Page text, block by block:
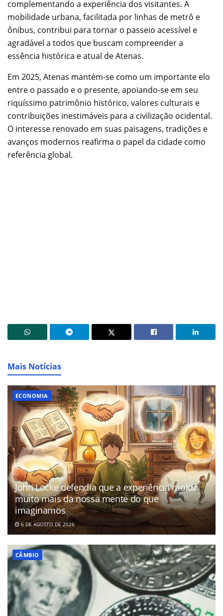
complementando a experiência dos visitantes. A
mobilidade urbana, facilitada por linhas de metrô e
ônibus, contribui para tornar o passeio acessível e
agradável a todos que buscam compreender a
essência histórica e atual de Atenas.
Em 2025, Atenas mantém-se como um importante elo
entre o passado e o presente, apoiando-se em seu
riquíssimo patrimônio histórico, valores culturais e
contribuições inestimáveis para a civilização ocidental.
O interesse renovado em suas paisagens, tradições e
avanços modernos reafirma o papel da cidade como
referência global.
Mais Notícias
ECONOMIA
John Locke defendia que a experiência molda
muito mais da nossa mente do que
imaginamos
6 DE AGOSTO DE 2026
CÂMBIO